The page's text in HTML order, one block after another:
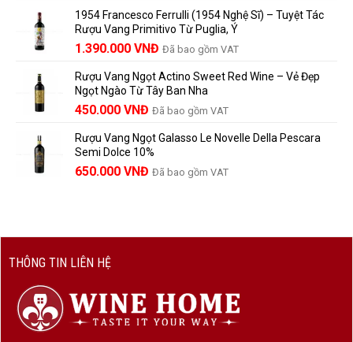
vang
nên
biết
Thành
là:
495.000 VNĐ.
tại
là:
450.000 VNĐ.
1954 Francesco Ferrulli (1954 Nghệ Sĩ) – Tuyệt Tác
Rượu Vang Primitivo Từ Puglia, Ý
Giá
là:
1.529.000 VNĐ.
1.390.000 VNĐ Giá
tại
là:
1.390.000 VNĐ.
Đã bao gồm VAT
Rượu Vang Ngọt Actino Sweet Red Wine – Vẻ Đẹp
Ngọt Ngào Từ Tây Ban Nha
450.000 VNĐ Đã bao gồm VAT
Rượu Vang Ngọt Galasso Le Novelle Della Pescara
Semi Dolce 10%
650.000 VNĐ Đã bao gồm VAT
THÔNG TIN LIÊN HỆ